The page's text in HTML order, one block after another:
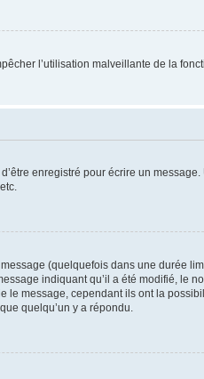
l’utilisation malveillante de la
enregistré pour écrire un
(quelquefois dans une durée
indiquant qu’il a été modifié, le
le message, cependant ils ont la
quelqu’un y a répondu.